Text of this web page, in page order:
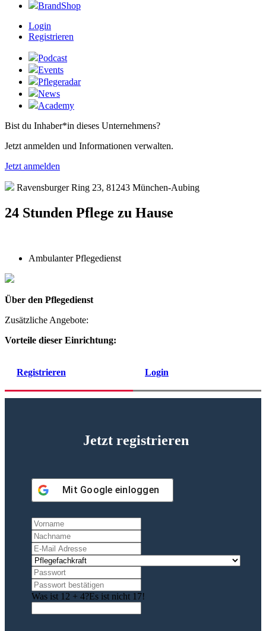
BrandShop
Login
Registrieren
Podcast
Events
Pflegeradar
News
Academy
Bist du Inhaber*in dieses Unternehmens?
Jetzt anmelden und Informationen verwalten.
Jetzt anmelden
Ravensburger Ring 23, 81243 München-Aubing
24 Stunden Pflege zu Hause
Ambulanter Pflegedienst
Über den Pflegedienst
Zusätzliche Angebote:
Vorteile dieser Einrichtung:
Registrieren Login
Jetzt registrieren
Mit Google einloggen
Was ist 12 + 4?Es ist nicht 17!